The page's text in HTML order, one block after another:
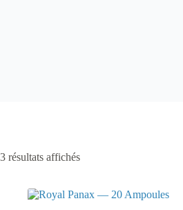
3 résultats affichésTrié